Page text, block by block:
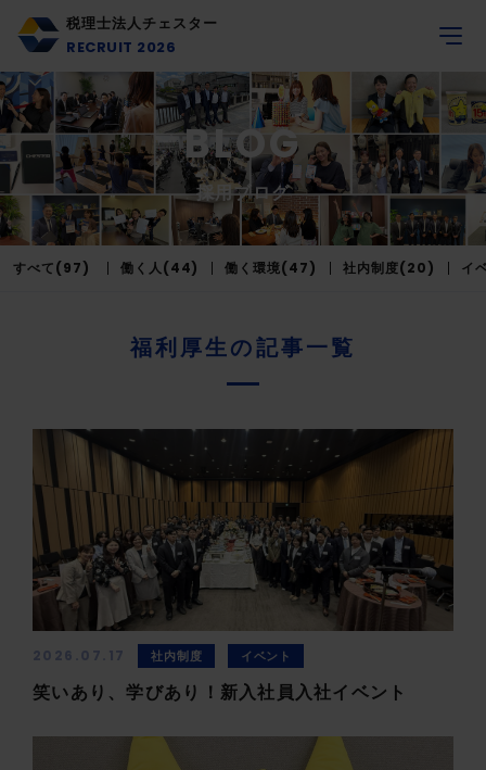
税理士法人チェスター
RECRUIT 2026
BLOG
採用ブログ
すべて(97) 働く人(44) 働く環境(47) 社内制度(20) イ
福利厚生の記事一覧
2026.07.17 社内制度 イベント
笑いあり、学びあり！新入社員入社イベント